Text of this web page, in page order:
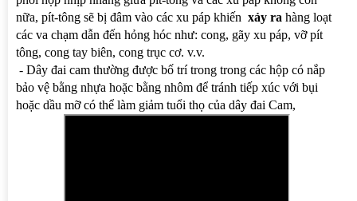
nữa, pít-tông sẽ bị đâm vào các xu páp khiến xảy ra hàng loạt
các va chạm dẫn đến hỏng hóc như: cong, gãy xu páp, vỡ pít
tông, cong tay biên, cong trục cơ. v.v.
- Dây đai cam thường được bố trí trong trong các hộp có nắp
bảo vệ bằng nhựa hoặc bằng nhôm để tránh tiếp xúc với bụi
hoặc dầu mỡ có thể làm giảm tuổi thọ của dây đai Cam,